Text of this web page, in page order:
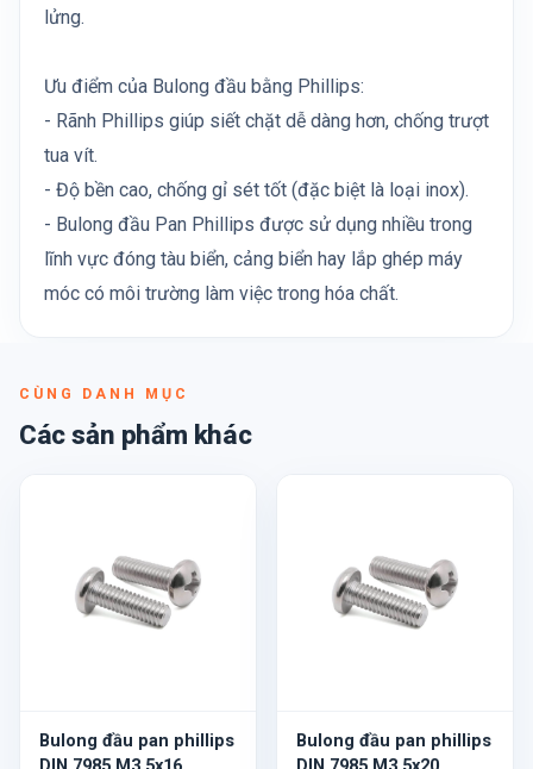
lửng.
Ưu điểm của Bulong đầu bằng Phillips:
- Rãnh Phillips giúp siết chặt dễ dàng hơn, chống trượt
tua vít.
- Độ bền cao, chống gỉ sét tốt (đặc biệt là loại inox).
- Bulong đầu Pan Phillips được sử dụng nhiều trong
lĩnh vực đóng tàu biển, cảng biển hay lắp ghép máy
móc có môi trường làm việc trong hóa chất.
CÙNG DANH MỤC
Các sản phẩm khác
Bulong đầu pan phillips
Bulong đầu pan phillips